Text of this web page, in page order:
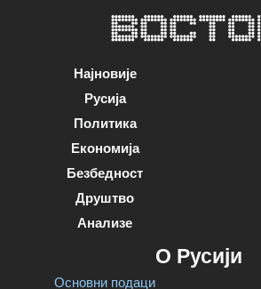
Најновије
Русија
Политика
Економија
Безбедност
Друштво
Анализе
О Русији
Основни подаци